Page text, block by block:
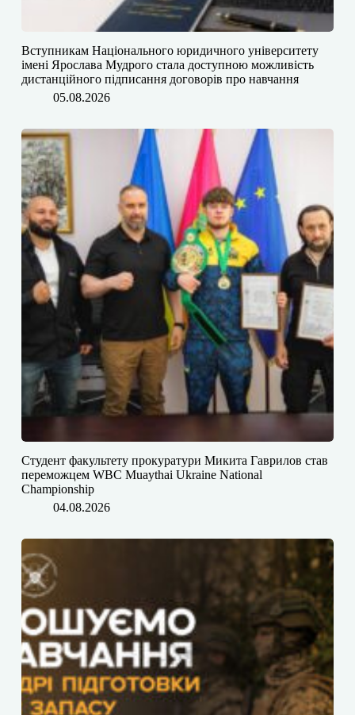
​​Вступникам Національного юридичного університету
імені Ярослава Мудрого⁠ стала доступною можливість
дистанційного підписання договорів про навчання
05.08.2026
Студент факультету прокуратури Микита Гаврилов став
переможцем WBC Muaythai Ukraine National
Championship
04.08.2026